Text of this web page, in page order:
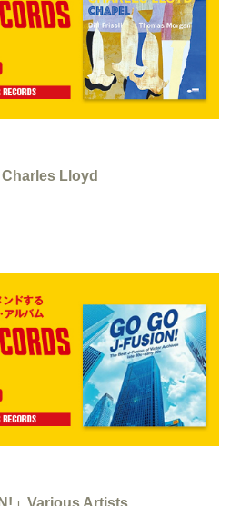
Charles Lloyd
」Various Artists